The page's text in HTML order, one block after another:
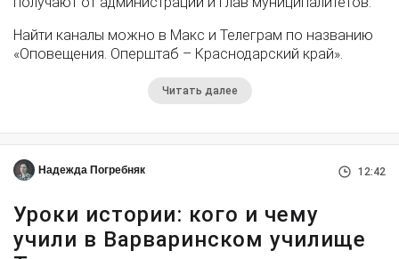
Найти каналы можно в Макс и Телеграм по названию
«Оповещения. Оперштаб – Краснодарский край».
Читать далее
Надежда Погребняк 12:42
Уроки истории: кого и чему
учили в Варваринском училище